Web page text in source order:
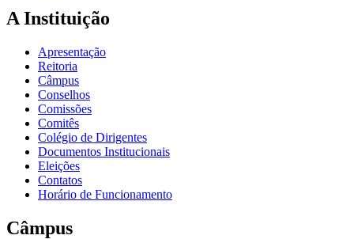
A Instituição
Apresentação
Reitoria
Câmpus
Conselhos
Comissões
Comitês
Colégio de Dirigentes
Documentos Institucionais
Eleições
Contatos
Horário de Funcionamento
Câmpus